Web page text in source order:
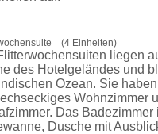
(4 Einheiten)
liegen
des Hotelgeländes und
Ozean. Sie
Wohnzimmer
Das Badezimmer
Dusche mit